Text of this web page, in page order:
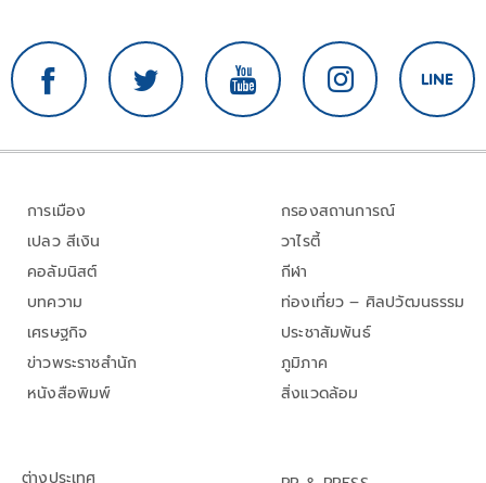
การเมือง
เปลว สีเงิน
คอลัมนิสต์
บทความ
เศรษฐกิจ
ข่าวพระราชสำนัก
หนังสือพิมพ์
กรองสถานการณ์
วาไรตี้
กีฬา
ท่องเที่ยว – ศิลปวัฒนธรรม
ประชาสัมพันธ์
ภูมิภาค
สิ่งแวดล้อม
ต่างประเทศ